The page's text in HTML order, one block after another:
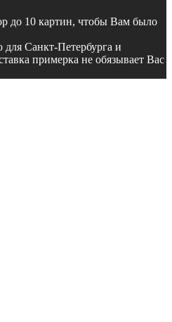
до 10 картин, чтобы Вам было
Санкт-Петербурга и
примерка не обязывает Вас